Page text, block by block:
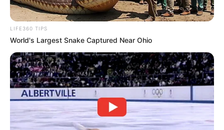
LIFE360 TIPS
World's Largest Snake Captured Near Ohio